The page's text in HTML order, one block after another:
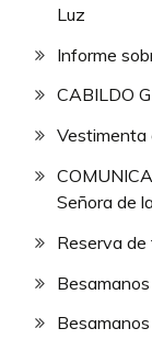
Luz
Informe
CABILDO
Señora de
Reserva de